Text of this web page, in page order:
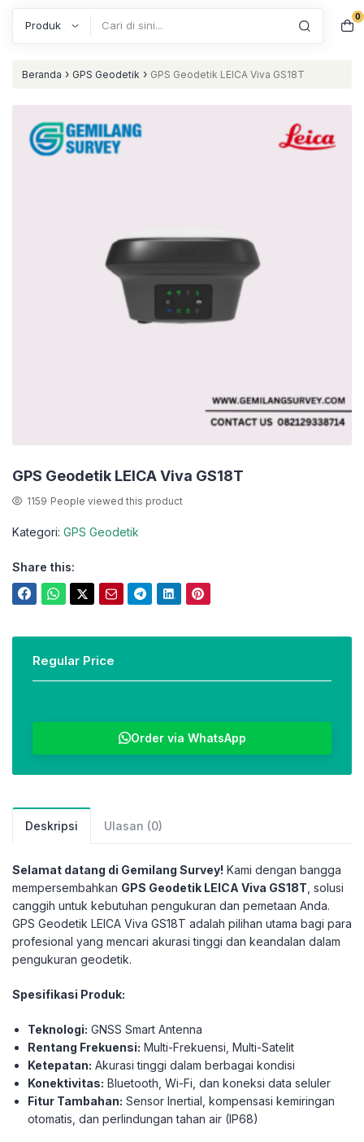
0
Beranda › GPS Geodetik › GPS Geodetik LEICA Viva GS18T
GPS Geodetik LEICA Viva GS18T
1159 People viewed this product
Kategori: GPS Geodetik
Share this:
Regular Price
Order via WhatsApp
Deskripsi Ulasan (0)
Selamat datang di Gemilang Survey! Kami dengan bangga
mempersembahkan GPS Geodetik LEICA Viva GS18T , solusi
canggih untuk kebutuhan pengukuran dan pemetaan Anda.
GPS Geodetik LEICA Viva GS18T adalah pilihan utama bagi para
profesional yang mencari akurasi tinggi dan keandalan dalam
pengukuran geodetik.
Spesifikasi Produk:
Teknologi: GNSS Smart Antenna
Rentang Frekuensi: Multi-Frekuensi, Multi-Satelit
Ketepatan: Akurasi tinggi dalam berbagai kondisi
Konektivitas: Bluetooth, Wi-Fi, dan koneksi data seluler
Fitur Tambahan: Sensor Inertial, kompensasi kemiringan
otomatis, dan perlindungan tahan air (IP68)